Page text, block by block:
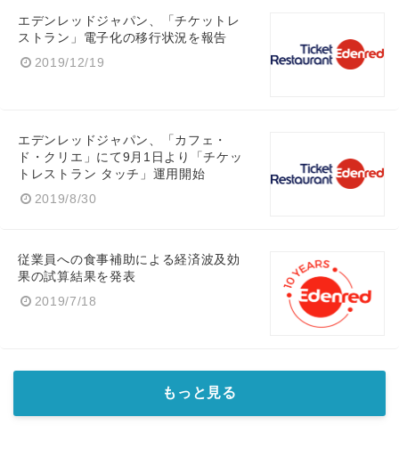
エデンレッドジャパン、「チケットレ
ストラン」電子化の移行状況を報告
2019/12/19
エデンレッドジャパン、「カフェ・
ド・クリエ」にて9月1日より「チケッ
トレストラン タッチ」運用開始
2019/8/30
従業員への食事補助による経済波及効
果の試算結果を発表
2019/7/18
もっと見る